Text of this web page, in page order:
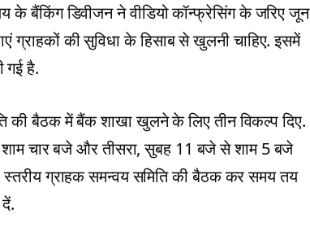
बैंकिंग डिवीजन ने वीडियो कॉन्फ्रेसिंग के जरिए जून
की सुविधा के हिसाब से खुलनी चाहिए. इसमें
है.
की बैठक में बैंक शाखा खुलने के लिए तीन विकल्प दिए.
चार बजे और तीसरा, सुबह 11 बजे से शाम 5 बजे
ग्राहक समन्वय समिति की बैठक कर समय तय